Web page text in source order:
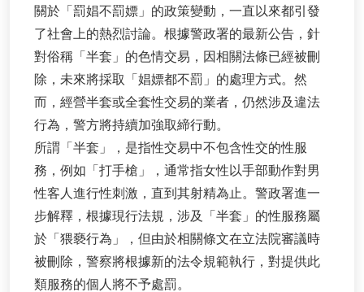
關於「罰娼不罰嫖」的政策變動，一直以來都引發
了社會上的熱烈討論。根據警政署的最新公告，針
對俗稱「半套」的色情交易，因相關法條已經被刪
除，未來將採取「娼嫖都不罰」的處理方式。然
而，經營半套或全套性交易的業者，仍然涉及違法
行為，警方將持續加強取締行動。
所謂「半套」，是指性交易中不包含性交的性服
務，例如「打手槍」，通常指女性以手部動作對男
性客人進行性刺激，直到其射精為止。警政署進一
步解釋，根據現行法規，涉及「半套」的性服務屬
於「猥褻行為」，但由於相關條文在立法院審議時
被刪除，警察將根據新的法令規範執行，對提供此
類服務的個人將不予處罰。